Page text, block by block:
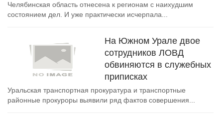
Челябинская область отнесена к регионам с наихудшим
состоянием дел. И уже практически исчерпала...
На Южном Урале двое
сотрудников ЛОВД
обвиняются в служебных
приписках
Уральская транспортная прокуратура и транспортные
районные прокуроры выявили ряд фактов совершения...